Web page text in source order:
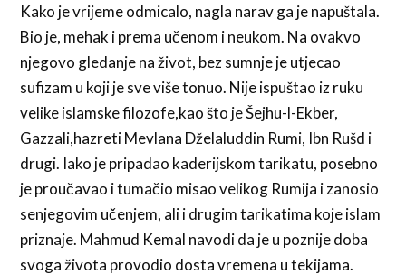
Kako je vrijeme odmicalo, nagla narav ga je napuštala.
Bio je, mehak i prema učenom i neukom. Na ovakvo
njegovo gledanje na život, bez sumnje je utjecao
sufizam u koji je sve više tonuo. Nije ispuštao iz ruku
velike islamske filozofe,kao što je Šejhu-l-Ekber,
Gazzali,hazreti Mevlana Dželaluddin Rumi, Ibn Rušd i
drugi. Iako je pripadao kaderijskom tarikatu, posebno
je proučavao i tumačio misao velikog Rumija i zanosio
senjegovim učenjem, ali i drugim tarikatima koje islam
priznaje. Mahmud Kemal navodi da je u poznije doba
svoga života provodio dosta vremena u tekijama.